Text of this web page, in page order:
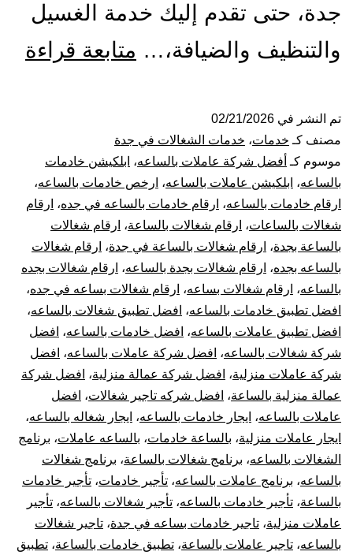
جدة، حتى تقدم إليك خدمة الغسيل
والتنظيف والضيافة،… متابعة قراءة
تم النشر في 02/21/2026
مصنف كـ خدمات، خدمات الشغالات في جدة
موسوم كـ أفضل شركة عاملات بالساعه، ابلكيشن خادمات
بالساعه، ابلكيشن عاملات بالساعه، ارخص خادمات بالساعه،
ارقام خادمات بالساعه، ارقام خادمات بالساعه في جده، ارقام
شغالات بالساعات، ارقام شغالات بالساعة، ارقام شغالات
بالساعة بجدة، ارقام شغالات بالساعة في جدة، ارقام شغالات
بالساعه بجده، ارقام شغالات بجدة بالساعه، ارقام شغالات بجده
بالساعه، ارقام شغالات بساعه، ارقام شغالات بساعه في جده،
افضل تطبيق خادمات بالساعه، افضل تطبيق شغالات بالساعه،
افضل تطبيق عاملات بالساعه، افضل خادمات بالساعه، افضل
شركة شغالات بالساعه، افضل شركة عاملات بالساعه، افضل
شركة عاملات منزلية، افضل شركة عمالة منزلية، افضل شركة
عمالة منزلية بالساعة، افضل شركه تاجير شغالات، افضل
عاملات بالساعه، ايجار خادمات بالساعه، ايجار شغاله بالساعه،
ايجار عاملات منزلية، بالساعة خادمات، بالساعه عاملات، برنامج
الشغالات بالساعه، برنامج شغالات بالساعة، برنامج شغالات
بالساعه، برنامج عاملات بالساعه، تأجير خادمات، تأجير خادمات
بالساعة، تأجير خادمات بالساعه، تأجير شغالات بالساعه، تأجير
عاملات منزلية، تاجير خادمات بساعه في جدة، تاجير شغالات
بالساعه، تاجير عاملات بالساعة، تطبيق خادمات بالساعة، تطبيق